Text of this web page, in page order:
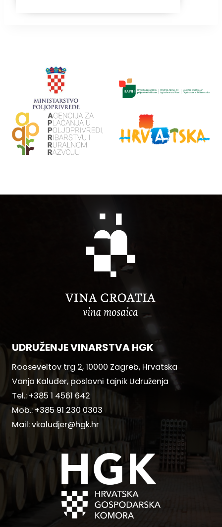
UDRUŽENJE VINARSTVA HGK
Rooseveltov trg 2, 10000 Zagreb, Hrvatska
Vanja Kaluđer, poslovni tajnik Udruženja
Tel.:+385 1 4561 642
Mob.: +385 91 230 0303
Mail:vkaludjer@hgk.hr